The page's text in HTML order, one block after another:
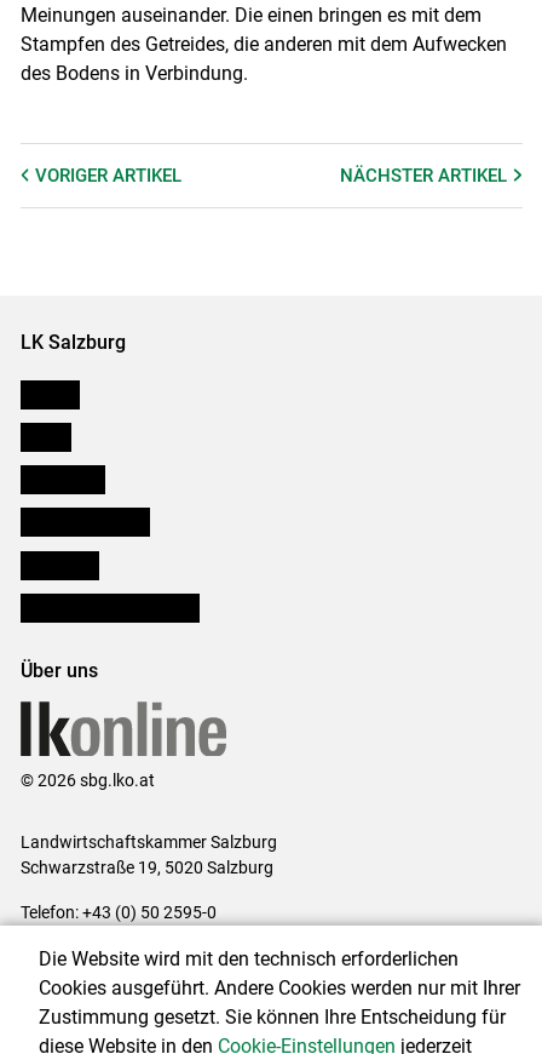
Meinungen auseinander. Die einen bringen es mit dem
Stampfen des Getreides, die anderen mit dem Aufwecken
des Bodens in Verbindung.
VORIGER ARTIKEL NÄCHSTERARTIKEL
LK Salzburg
Über uns
© 2026 sbg.lko.at
Landwirtschaftskammer Salzburg
Schwarzstraße 19, 5020 Salzburg
Telefon: +43 (0) 50 2595-0
Impressum|Kontakt|Datenschutzerklärung|Barrierefreiheit|
Cookie-Einstellungen
Die Website wird mit den technisch erforderlichen
Cookies ausgeführt. Andere Cookies werden nur mit Ihrer
Zustimmung gesetzt. Sie können Ihre Entscheidung für
diese Website in den Cookie-Einstellungen jederzeit